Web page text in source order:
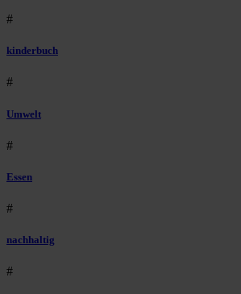
#
kinderbuch
#
Umwelt
#
Essen
#
nachhaltig
#